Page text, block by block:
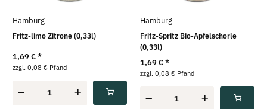
Hamburg
Fritz-limo Zitrone (0,33l)
1,69 €*
zzgl. 0,08 € Pfand
Hamburg
Fritz-Spritz Bio-Apfelschorle
(0,33l)
1,69 €*
zzgl. 0,08 € Pfand